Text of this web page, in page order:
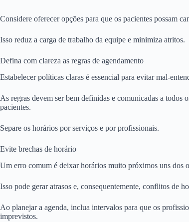
Considere oferecer opções para que os pacientes possam
Isso reduz a carga de trabalho da equipe e minimiza atritos.
Defina com clareza as regras de agendamento
Estabelecer políticas claras é essencial para evitar mal-
As regras devem ser bem definidas e comunicadas a todos
pacientes.
Separe os horários por serviços e por profissionais.
Evite brechas de horário
Um erro comum é deixar horários muito próximos uns dos
Isso pode gerar atrasos e, consequentemente, conflitos de
Ao planejar a agenda, inclua intervalos para que os
imprevistos.